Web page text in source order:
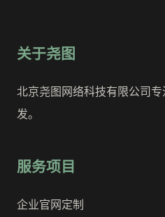
关于尧图
北京尧图网络科技有限公司
发。
服务项目
企业官网定制